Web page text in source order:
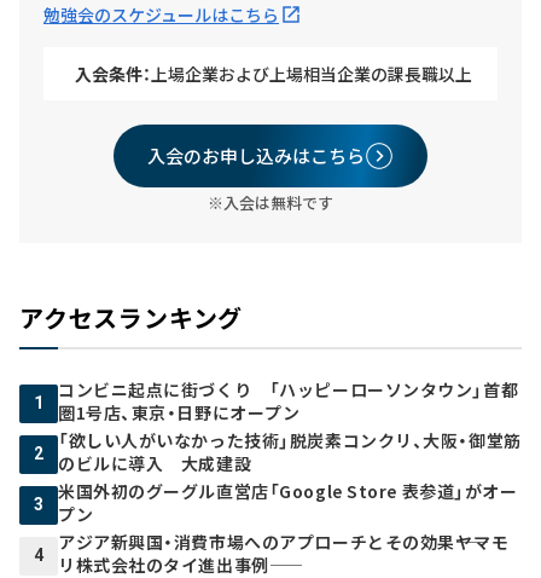
勉強会のスケジュールはこちら
入会条件： 上場企業および上場相当企業の課長職以上
入会のお申し込みはこちら
※入会は無料です
アクセスランキング
1
コンビニ起点に街づくり 「ハッピーローソンタウン」首都
圏1号店、東京・日野にオープン
2
「欲しい人がいなかった技術」脱炭素コンクリ、大阪・御堂筋
のビルに導入 大成建設
3
米国外初のグーグル直営店「Google Store 表参道」がオー
プン
4
アジア新興国・消費市場へのアプローチとその効果――ヤマモ
リ株式会社のタイ進出事例――